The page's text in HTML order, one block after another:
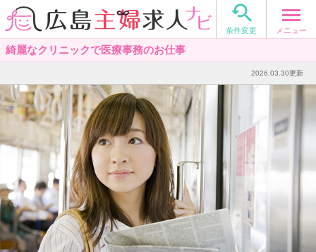

条件変更 メニュー
綺麗なクリニックで医療事務のお仕事
2026.03.30更新